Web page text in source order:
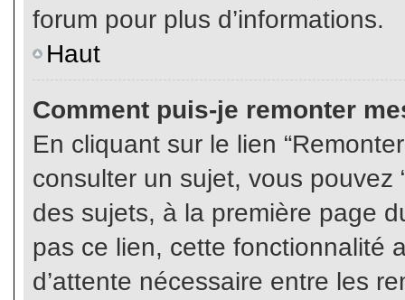
forum pour plus d’informations.
Haut
Comment puis-je remonter
En cliquant sur le lien
consulter un sujet, vous pouvez
des sujets, à la première page
pas ce lien, cette fonctionnalité
d’attente nécessaire entre les